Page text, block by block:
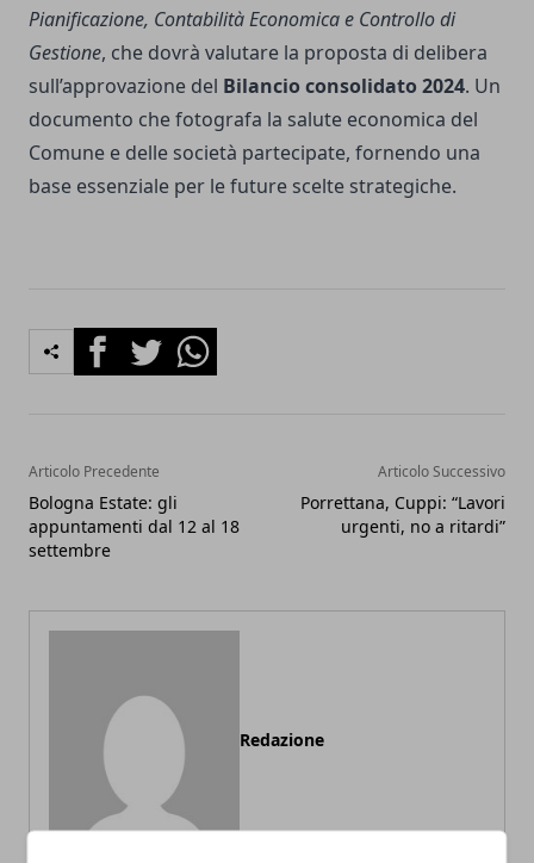
Pianificazione, Contabilità Economica e Controllo di
Gestione, che dovrà valutare la proposta di delibera
sull’approvazione del Bilancio consolidato 2024. Un
documento che fotografa la salute economica del
Comune e delle società partecipate, fornendo una
base essenziale per le future scelte strategiche.
FacebookTwitterWhatsapp
Articolo Precedente
Bologna Estate: gli
appuntamenti dal 12 al 18
settembre
Articolo Successivo
Porrettana, Cuppi: “Lavori
urgenti, no a ritardi”
Redazione